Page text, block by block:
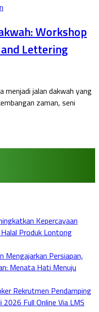
Workshop
Lettering
menjadi jalan dakwah yang
zaman, seni
Kepercayaan
Produk Lontong
Mengajarkan Persiapan,
Menata Hati Menuju
Rekrutmen Pendamping
2026 Full Online Via LMS